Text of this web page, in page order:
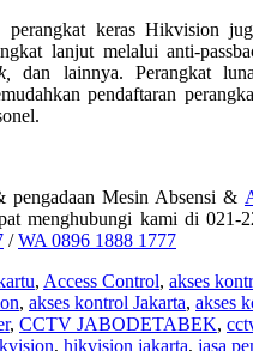
perangkat keras Hikvision
lanjut melalui anti-
dan lainnya. Perangkat
pendaftaran
pengadaan Mesin Absensi &
menghubungi kami di 021-
/WA 0896 1888 1777
, Access Control, akses
, akses kontrol Jakarta, akses
, CCTV JABODETABEK,
, hikvision jakarta, jasa